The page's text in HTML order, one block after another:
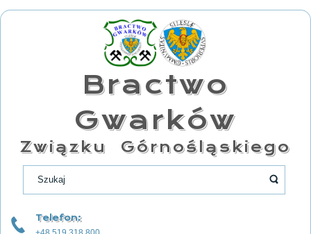
Bractwo
Gwarków
Związku Górnośląskiego
Telefon: